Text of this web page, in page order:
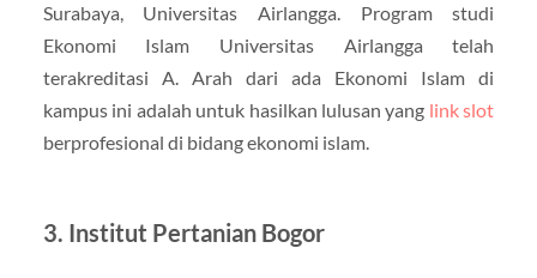
Surabaya, Universitas Airlangga. Program studi
Ekonomi Islam Universitas Airlangga telah
terakreditasi A. Arah dari ada Ekonomi Islam di
kampus ini adalah untuk hasilkan lulusan yang link slot
berprofesional di bidang ekonomi islam.
3. Institut Pertanian Bogor